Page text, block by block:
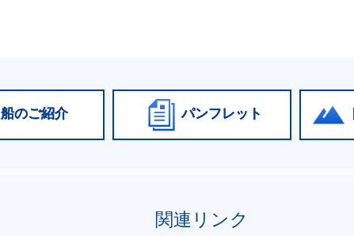
船のご紹介 パンフレット
関連リンク